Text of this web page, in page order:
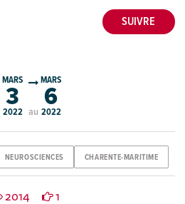
MARS
3
2022 au
MARS
6
2022
NEUROSCIENCES CHARENTE-MARITIME
2014 1